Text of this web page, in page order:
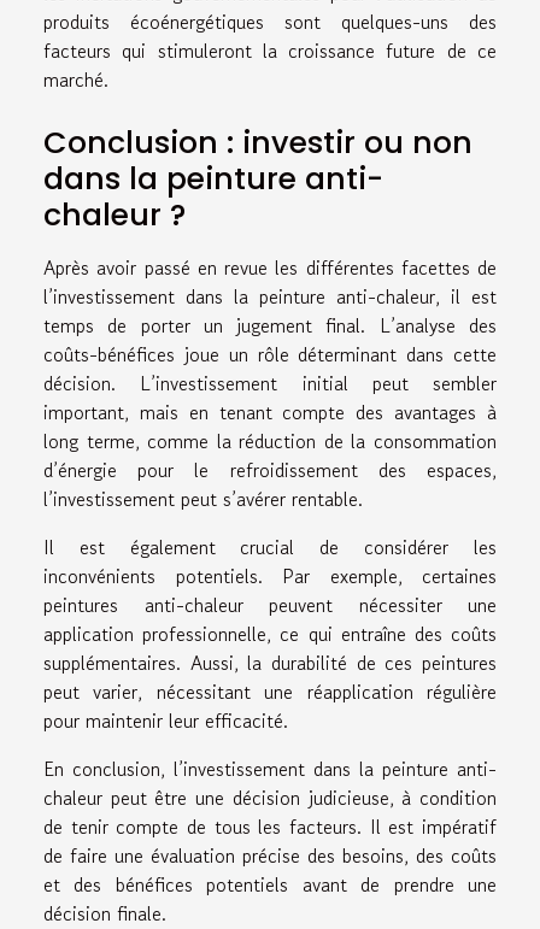
produits écoénergétiques sont quelques-uns des
facteurs qui stimuleront la croissance future de ce
marché.
Conclusion : investir ou non
dans la peinture anti-
chaleur ?
Après avoir passé en revue les différentes facettes de
l’investissement dans la peinture anti-chaleur, il est
temps de porter un jugement final. L’analyse des
coûts-bénéfices joue un rôle déterminant dans cette
décision. L’investissement initial peut sembler
important, mais en tenant compte des avantages à
long terme, comme la réduction de la consommation
d’énergie pour le refroidissement des espaces,
l’investissement peut s’avérer rentable.
Il est également crucial de considérer les
inconvénients potentiels. Par exemple, certaines
peintures anti-chaleur peuvent nécessiter une
application professionnelle, ce qui entraîne des coûts
supplémentaires. Aussi, la durabilité de ces peintures
peut varier, nécessitant une réapplication régulière
pour maintenir leur efficacité.
En conclusion, l’investissement dans la peinture anti-
chaleur peut être une décision judicieuse, à condition
de tenir compte de tous les facteurs. Il est impératif
de faire une évaluation précise des besoins, des coûts
et des bénéfices potentiels avant de prendre une
décision finale.